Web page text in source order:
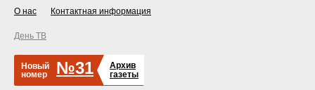
О нас Контактная информация
День ТВ
Новый
номер
№31
Архив
газеты